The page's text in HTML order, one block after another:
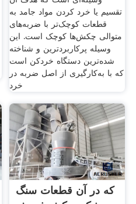
تقسیم یا خرد کردن مواد جامد به
قطعات کوچک‌تر با ضربه‌های
متوالی چکش‌ها کوچک است. این
وسیله پرکاربردترین و شناخته
شده‌ترین دستگاه خردکن است
که با به‌کارگیری از اصل ضربه در
خرد
که در آن قطعات سنگ